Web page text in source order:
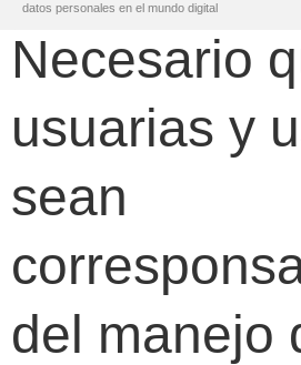
datos personales en el mundo digital
Necesario
usuarias y
sean
del manejo